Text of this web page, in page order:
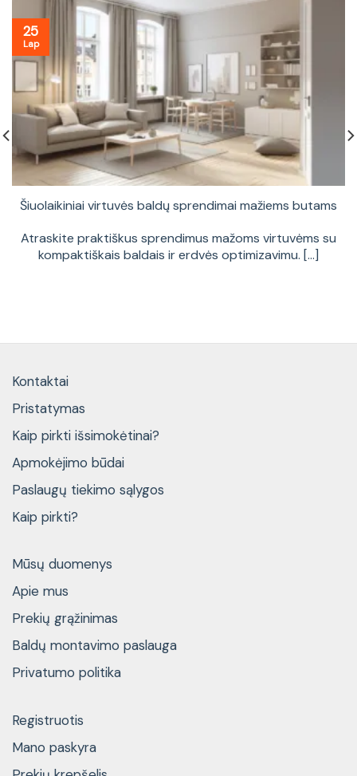
Šiuolaikiniai virtuvės baldų sprendimai mažiems butams
Atraskite praktiškus sprendimus mažoms virtuvėms su
kompaktiškais baldais ir erdvės optimizavimu. [...]
25
Lap
Kontaktai
Pristatymas
Kaip pirkti išsimokėtinai?
Apmokėjimo būdai
Paslaugų tiekimo sąlygos
Kaip pirkti?
Mūsų duomenys
Apie mus
Prekių grąžinimas
Baldų montavimo paslauga
Privatumo politika
Registruotis
Mano paskyra